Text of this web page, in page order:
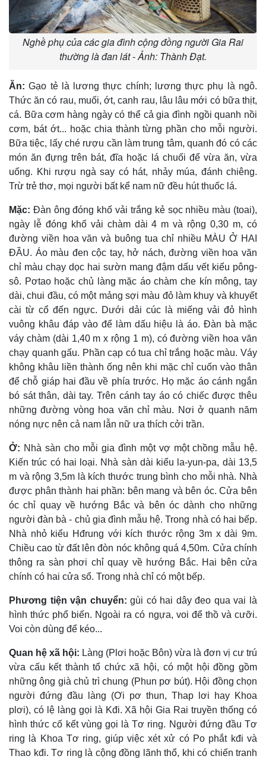
Nghề phụ của các gia đình cộng đồng người Gia Rai
thường là đan lát - Ảnh: Thành Đạt.
Ăn: Gạo tẻ là lương thực chính; lương thực phụ là ngô.
Thức ăn có rau, muối, ớt, canh rau, lâu lâu mới có bữa thịt,
cá. Bữa cơm hàng ngày có thể cả gia đình ngồi quanh nồi
cơm, bát ớt... hoặc chia thành từng phần cho mỗi người.
Bữa tiệc, lấy ché rượu cần làm trung tâm, quanh đó có các
món ăn đựng trên bát, đĩa hoặc lá chuối để vừa ăn, vừa
uống. Khi rượu ngà say có hát, nhảy múa, đánh chiêng.
Trừ trẻ thơ, mọi người bất kể nam nữ đều hút thuốc lá.
Mặc: Ðàn ông đóng khố vải trắng kẻ sọc nhiều màu (toai),
ngày lễ đóng khố vải chàm dài 4 m và rộng 0,30 m, có
đường viền hoa văn và buông tua chỉ nhiều MÀU Ở HAI
ÐẦU. Áo màu đen cộc tay, hở nách, đường viền hoa văn
chỉ màu chạy dọc hai sườn mang đậm dấu vết kiểu pông-
sô. Pơtao hoặc chủ làng mặc áo chàm che kín mông, tay
dài, chui đầu, có một mảng sợi màu đỏ làm khuy và khuyết
cài từ cổ đến ngực. Dưới dải cúc là miếng vải đỏ hình
vuông khâu đáp vào để làm dấu hiệu là áo. Ðàn bà mặc
váy chàm (dài 1,40 m x rộng 1 m), có đường viền hoa văn
chạy quanh gấu. Phần cạp có tua chỉ trắng hoặc màu. Váy
không khâu liền thành ống nên khi mặc chỉ cuốn vào thân
để chỗ giáp hai đầu về phía trước. Họ mặc áo cánh ngắn
bó sát thân, dài tay. Trên cánh tay áo có chiếc được thêu
những đường vòng hoa văn chỉ màu. Nơi ở quanh năm
nóng nực nên cả nam lẫn nữ ưa thích cởi trần.
Ở: Nhà sàn cho mỗi gia đình một vợ một chồng mẫu hệ.
Kiến trúc có hai loại. Nhà sàn dài kiểu la-yun-pa, dài 13,5
m và rộng 3,5m là kích thước trung bình cho mỗi nhà. Nhà
được phân thành hai phần: bên mang và bên óc. Cửa bên
óc chỉ quay về hướng Bắc và bên óc dành cho những
người đàn bà - chủ gia đình mẫu hệ. Trong nhà có hai bếp.
Nhà nhỏ kiểu Hđrung với kích thước rộng 3m x dài 9m.
Chiều cao từ đất lên đòn nóc không quá 4,50m. Cửa chính
thông ra sàn phơi chỉ quay về hướng Bắc. Hai bên cửa
chính có hai cửa sổ. Trong nhà chỉ có một bếp.
Phương tiện vận chuyển: gùi có hai dây đeo qua vai là
hình thức phổ biến. Ngoài ra có ngựa, voi để thồ và cưỡi.
Voi còn dùng để kéo...
Quan hệ xã hội: Làng (Plơi hoặc Bôn) vừa là đơn vị cư trú
vừa cấu kết thành tổ chức xã hội, có một hội đồng gồm
những ông già chủ trì chung (Phun pơ bút). Hội đồng chọn
người đứng đầu làng (Ơi pơ thun, Thap lơi hay Khoa
plơi), có lệ làng gọi là Kđi. Xã hội Gia Rai truyền thống có
hình thức cố kết vùng gọi là Tơ ring. Người đứng đầu Tơ
ring là Khoa Tơ ring, giúp việc xét xử có Po phắt kđi và
Thao kđi. Tơ ring là cộng đồng lãnh thổ, khi có chiến tranh